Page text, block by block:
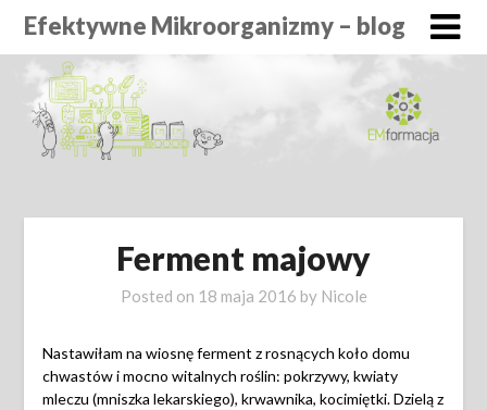
Efektywne Mikroorganizmy – blog
Ferment majowy
Posted on 18 maja 2016 by Nicole
Nastawiłam na wiosnę ferment z rosnących koło domu
chwastów i mocno witalnych roślin: pokrzywy, kwiaty
mleczu (mniszka lekarskiego), krwawnika, kocimiętki. Dzielą z